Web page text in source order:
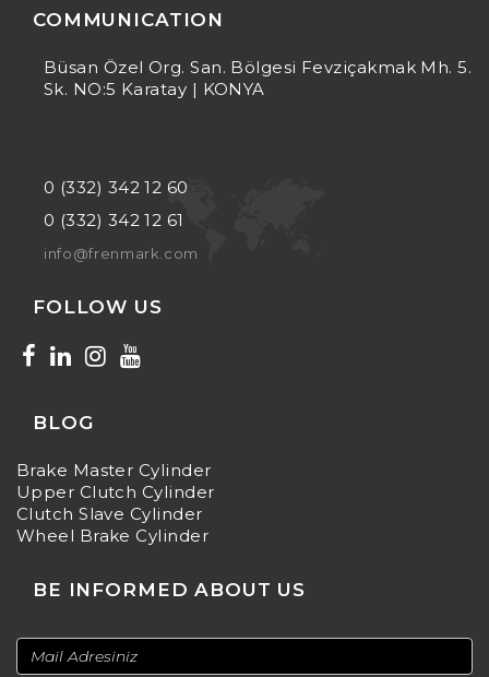
COMMUNICATION
Büsan Özel Org. San. Bölgesi Fevziçakmak Mh. 5.
Sk. NO:5 Karatay | KONYA
0 (332) 342 12 60
0 (332) 342 12 61
info@frenmark.com
FOLLOW US
BLOG
Brake Master Cylinder
Upper Clutch Cylinder
Clutch Slave Cylinder
Wheel Brake Cylinder
BE INFORMED ABOUT US